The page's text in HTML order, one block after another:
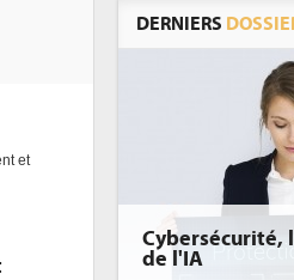
et
DERNIERS
Cybersécurité,
de l'IA